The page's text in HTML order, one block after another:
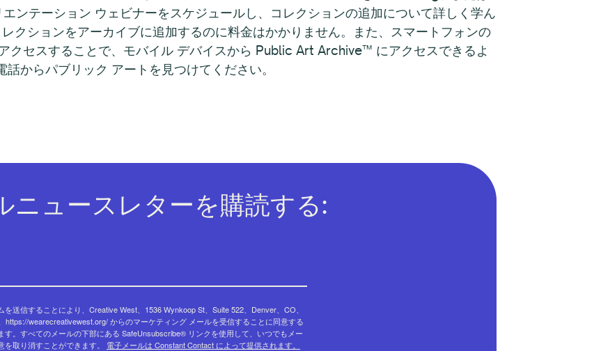
テーション ウェビナーをスケジュールし、コレクションの追加について詳しく学ん
クションをアーカイブに追加するのに料金はかかりません。また、スマートフォンの
セスすることで、モバイル デバイスから Public Art Archive™ にアクセスできるよ
からパブリック アートを見つけてください。
ニュースレターを購読する:
を送信することにより、Creative West、1536 Wynkoop St、Suite 522、Denver、CO、
https://wearecreativewest.org/ からのマーケティング メールを受信することに同意する
す。すべてのメールの下部にある SafeUnsubscribe® リンクを使用して、いつでもメー
を取り消すことができます。 電子メールは Constant Contact によって提供されます。